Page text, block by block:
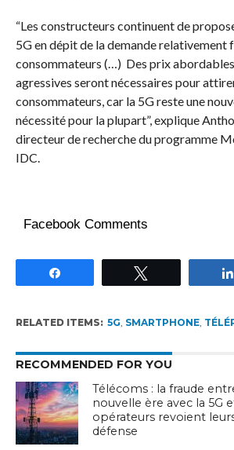
“Les constructeurs continuent de
5G en dépit de la demande relativement
consommateurs (…) Des prix
agressives seront nécessaires pour
consommateurs, car la 5G reste une
nécessité pour la plupart”, explique
directeur de recherche du programme
IDC.
Facebook Comments
RELATED ITEMS: 5G, SMARTPHONE,
RECOMMENDED FOR YOU
Télécoms : la fraude
nouvelle ère avec la 5G
opérateurs revoient
défense